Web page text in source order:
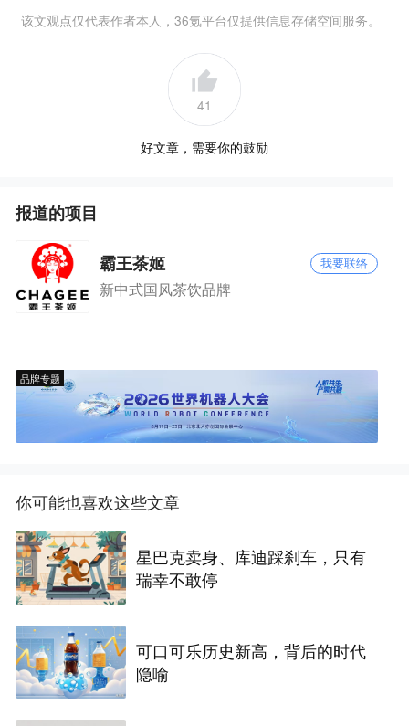
该文观点仅代表作者本人，36氪平台仅提供信息存储空间服务。
41
好文章，需要你的鼓励
报道的项目
霸王茶姬 我要联络
新中式国风茶饮品牌
品牌专题
你可能也喜欢这些文章
星巴克卖身、库迪踩刹车，只有
瑞幸不敢停
可口可乐历史新高，背后的时代
隐喻